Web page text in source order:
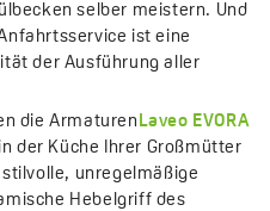
selber meistern. Und
ist eine
der Ausführung aller
die Armaturen Laveo EVORA
der Küche Ihrer Großmütter
unregelmäßige
Hebelgriff des